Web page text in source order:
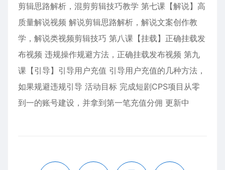
剪辑思路解析，混剪剪辑技巧教学 第七课【解说】高
质量解说视频 解说剪辑思路解析，解说文案创作教
学，解说类视频剪辑技巧 第八课【挂载】正确挂载发
布视频 违规操作规避方法，正确挂载发布视频 第九
课【引导】引导用户充值 引导用户充值的几种方法，
如果规避违规引导 活动目标 完成短剧CPS项目从零
到一的账号建设，并拿到第一笔充值分佣 更新中